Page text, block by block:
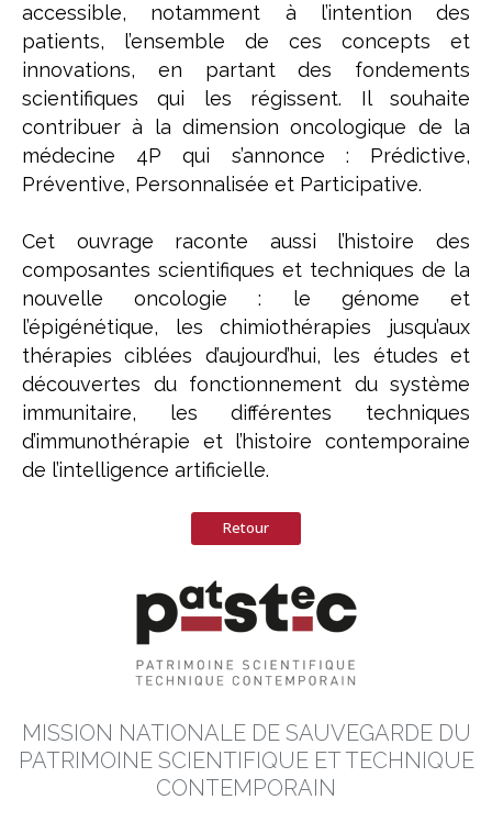
accessible, notamment à l’intention des
patients, l’ensemble de ces concepts et
innovations, en partant des fondements
scientifiques qui les régissent. Il souhaite
contribuer à la dimension oncologique de la
médecine 4P qui s’annonce : Prédictive,
Préventive, Personnalisée et Participative.
Cet ouvrage raconte aussi l’histoire des
composantes scientifiques et techniques de la
nouvelle oncologie : le génome et
l’épigénétique, les chimiothérapies jusqu’aux
thérapies ciblées d’aujourd’hui, les études et
découvertes du fonctionnement du système
immunitaire, les différentes techniques
d’immunothérapie et l’histoire contemporaine
de l’intelligence artificielle.
Retour
MISSION NATIONALE DE SAUVEGARDE DU
PATRIMOINE SCIENTIFIQUE ET TECHNIQUE
CONTEMPORAIN